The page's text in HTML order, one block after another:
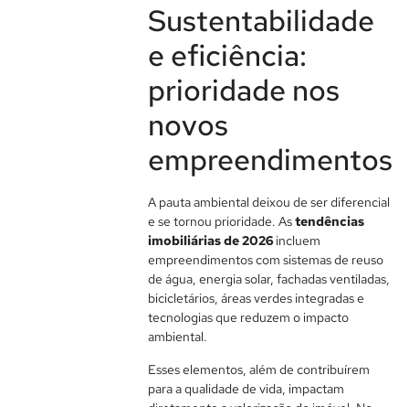
Sustentabilidade
e eficiência:
prioridade nos
novos
empreendimentos
A pauta ambiental deixou de ser diferencial
e se tornou prioridade. Astendências
imobiliárias de 2026incluem
empreendimentos com sistemas de reuso
de água, energia solar, fachadas ventiladas,
bicicletários, áreas verdes integradas e
tecnologias que reduzem o impacto
ambiental.
Esses elementos, além de contribuírem
para a qualidade de vida, impactam